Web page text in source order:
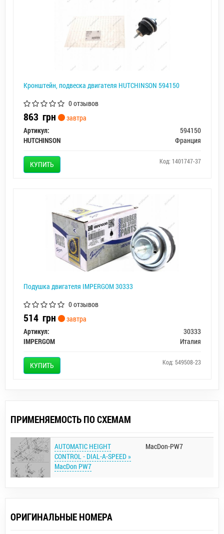
Кронштейн, подвеска двигателя HUTCHINSON 594150
0 отзывов
863 грн
завтра
Артикул:
594150
HUTCHINSON
Франция
КУПИТЬ Код: 1401747-37
Подушка двигателя IMPERGOM 30333
0 отзывов
514 грн
завтра
Артикул:
30333
IMPERGOM
Италия
КУПИТЬ Код: 549508-23
ПРИМЕНЯЕМОСТЬ ПО СХЕМАМ
AUTOMATIC HEIGHT
CONTROL - DIAL-A-SPEED »
MacDon PW7
MacDon-PW7
ОРИГИНАЛЬНЫЕ НОМЕРА